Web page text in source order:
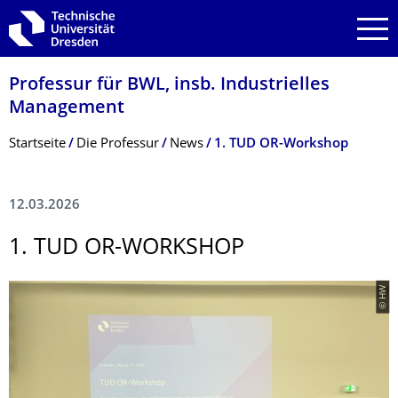
Zur Hauptnavigation springen
Zur Suche springen
Zum Inhalt springen
Professur für BWL, insb. Industrielles
Management
Breadcrumb-Menü
Startseite Die Professur News 1. TUD OR-Workshop
12.03.2026
1. TUD OR-WORKSHOP
© HW